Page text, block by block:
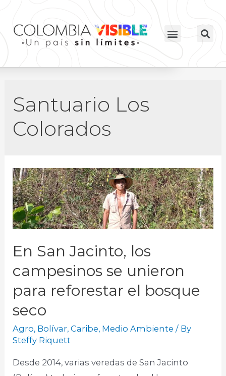
Santuario Los
Colorados
En San Jacinto, los
campesinos se unieron
para reforestar el bosque
seco
Agro, Bolívar,Caribe, Medio Ambiente / By
Steffy Riquett
Desde 2014, varias veredas de San Jacinto